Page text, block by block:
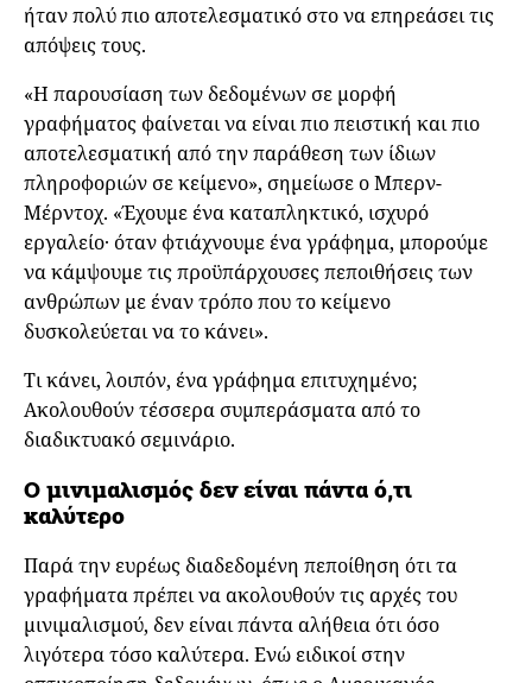
ήταν πολύ πιο αποτελεσματικό στο να επηρεάσει τις
απόψεις τους.
«Η παρουσίαση των δεδομένων σε μορφή
γραφήματος φαίνεται να είναι πιο πειστική και πιο
αποτελεσματική από την παράθεση των ίδιων
πληροφοριών σε κείμενο», σημείωσε ο Μπερν-
Μέρντοχ. «Έχουμε ένα καταπληκτικό, ισχυρό
εργαλείο· όταν φτιάχνουμε ένα γράφημα, μπορούμε
να κάμψουμε τις προϋπάρχουσες πεποιθήσεις των
ανθρώπων με έναν τρόπο που το κείμενο
δυσκολεύεται να το κάνει».
Τι κάνει, λοιπόν, ένα γράφημα επιτυχημένο;
Ακολουθούν τέσσερα συμπεράσματα από το
διαδικτυακό σεμινάριο.
Ο μινιμαλισμός δεν είναι πάντα ό,τι
καλύτερο
Παρά την ευρέως διαδεδομένη πεποίθηση ότι τα
γραφήματα πρέπει να ακολουθούν τις αρχές του
μινιμαλισμού, δεν είναι πάντα αλήθεια ότι όσο
λιγότερα τόσο καλύτερα. Ενώ ειδικοί στην